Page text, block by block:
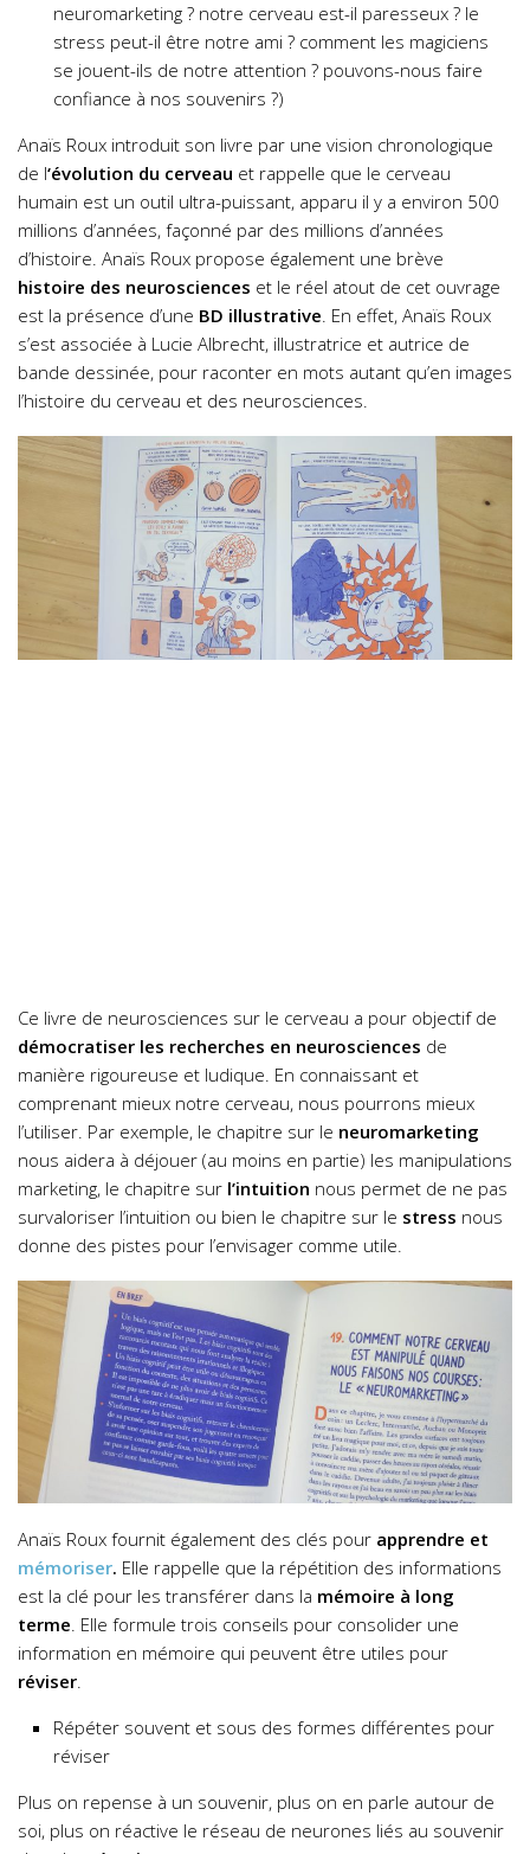
neuromarketing ? notre cerveau est-il paresseux ? le
stress peut-il être notre ami ? comment les magiciens
se jouent-ils de notre attention ? pouvons-nous faire
confiance à nos souvenirs ?)
Anaïs Roux introduit son livre par une vision chronologique
de l‘évolution du cerveau et rappelle que le cerveau
humain est un outil ultra-puissant, apparu il y a environ 500
millions d’années, façonné par des millions d’années
d’histoire. Anaïs Roux propose également une brève
histoire des neurosciences et le réel atout de cet ouvrage
est la présence d’une BD illustrative. En effet, Anaïs Roux
s’est associée à Lucie Albrecht, illustratrice et autrice de
bande dessinée, pour raconter en mots autant qu’en images
l’histoire du cerveau et des neurosciences.
Ce livre de neurosciences sur le cerveau a pour objectif de
démocratiser les recherches en neurosciences de
manière rigoureuse et ludique. En connaissant et
comprenant mieux notre cerveau, nous pourrons mieux
l’utiliser. Par exemple, le chapitre sur le neuromarketing
nous aidera à déjouer (au moins en partie) les manipulations
marketing, le chapitre sur l’intuition nous permet de ne pas
survaloriser l’intuition ou bien le chapitre sur le stress nous
donne des pistes pour l’envisager comme utile.
Anaïs Roux fournit également des clés pour apprendre et
mémoriser. Elle rappelle que la répétition des informations
est la clé pour les transférer dans la mémoire à long
terme . Elle formule trois conseils pour consolider une
information en mémoire qui peuvent être utiles pour
réviser
Répéter souvent et sous des formes différentes pour
réviser
Plus on repense à un souvenir, plus on en parle autour de
soi, plus on réactive le réseau de neurones liés au souvenir